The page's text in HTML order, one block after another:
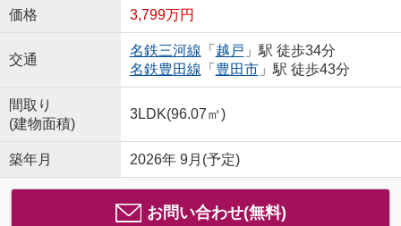
価格 3,799万円
交通
名鉄三河線 「 越戸 」駅 徒歩34分
名鉄豊田線 「 豊田市」駅 徒歩43分
間取り
(建物面積)
3LDK(96.07㎡)
築年月 2026年 9月(予定)
お問い合わせ(無料)